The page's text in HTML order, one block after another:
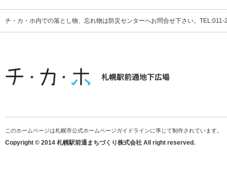
チ・カ・ホ内での落とし物、忘れ物は防災センターへお問合せ下さい。
このホームページは札幌市公式ホームページガイドラインに準じて制作されています。
Copyright © 2014 札幌駅前通まちづくり株式会社 All right reserved.